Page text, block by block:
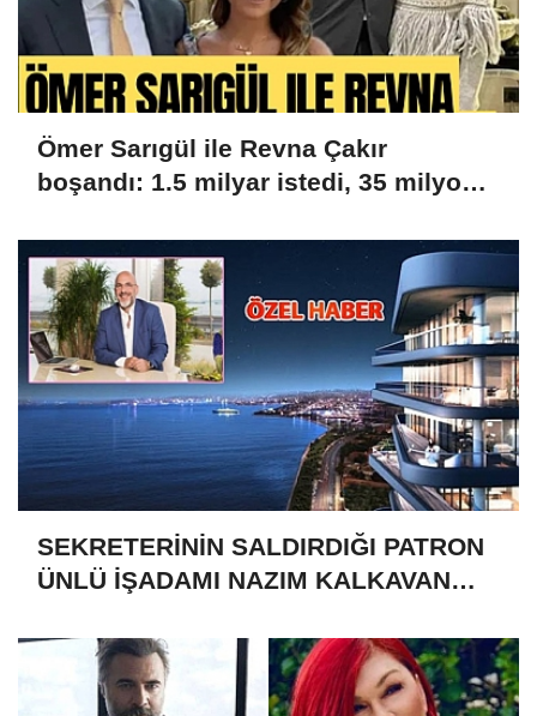
Ömer Sarıgül ile Revna Çakır
boşandı: 1.5 milyar istedi, 35 milyon
SEKRETERİNİN SALDIRDIĞI PATRON
ÜNLÜ İŞADAMI NAZIM KALKAVAN